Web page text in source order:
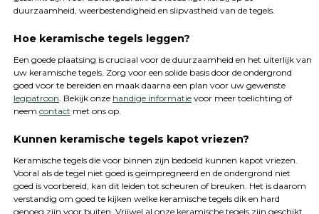
duurzaamheid, weerbestendigheid en slipvastheid van de tegels.
Hoe keramische tegels leggen?
Een goede plaatsing is cruciaal voor de duurzaamheid en het uiterlijk van
uw keramische tegels. Zorg voor een solide basis door de ondergrond
goed voor te bereiden en maak daarna een plan voor uw gewenste
legpatroon. Bekijk onze handige informatievoor meer toelichting of
neem contact met ons op.
Kunnen keramische tegels kapot vriezen?
Keramische tegels die voor binnen zijn bedoeld kunnen kapot vriezen.
Vooral als de tegel niet goed is geïmpregneerd en de ondergrond niet
goed is voorbereid, kan dit leiden tot scheuren of breuken. Het is daarom
verstandig om goed te kijken welke keramische tegels dik en hard
genoeg zijn voor buiten. Vrijwel al onze keramische tegels zijn geschikt